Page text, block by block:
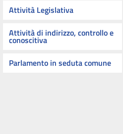
Attività Legislativa
Attività di indirizzo, controllo e
conoscitiva
Parlamento in seduta comune